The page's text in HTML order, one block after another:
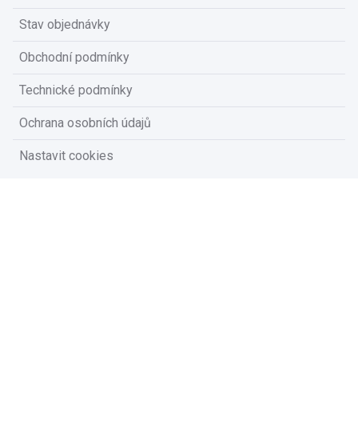
Stav objednávky
Obchodní podmínky
Technické podmínky
Ochrana osobních údajů
Nastavit cookies